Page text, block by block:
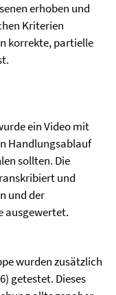
erhoben und
Kriterien
korrekte, partielle
ein Video mit
Handlungsablauf
sollten. Die
und
und der
ausgewertet.
wurden zusätzlich
getestet. Dieses